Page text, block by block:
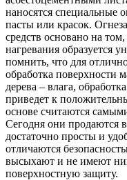
наносятся специальные
пасты или красок.
средств основано на
нагревания образуется
помнить, что для
обработка поверхности
дерева – влага,
приведет к
основе считаются
Сегодня они продаются
достаточно просты и
отличаются
высыхают и не имеют
поверхностную защиту.